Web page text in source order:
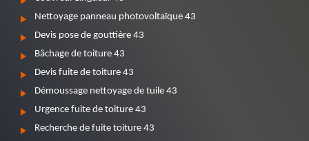
Nettoyage panneau photovoltaïque 43
Devis pose de gouttière 43
Bâchage de toiture 43
Devis fuite de toiture 43
Démoussage nettoyage de tuile 43
Urgence fuite de toiture 43
Recherche de fuite toiture 43